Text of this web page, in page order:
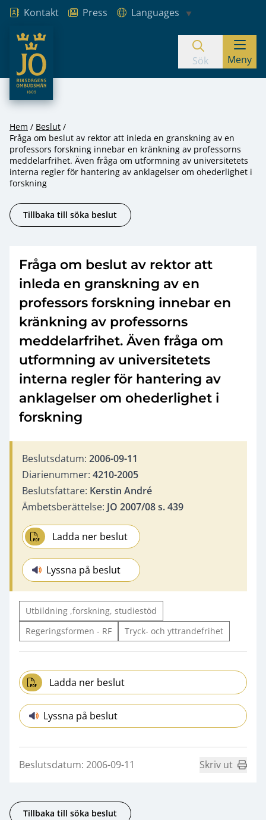
Hoppa till innehåll
Kontakt Press
Languages
JO – Riksdagens Ombudsmän
Sök Meny
Hem
Beslut
Fråga om beslut av rektor att inleda en granskning av en
professors forskning innebar en kränkning av professorns
meddelarfrihet. Även fråga om utformning av universitetets
interna regler för hantering av anklagelser om ohederlighet i
forskning
Tillbaka till söka beslut
Fråga om beslut av rektor att
inleda en granskning av en
professors forskning innebar en
kränkning av professorns
meddelarfrihet. Även fråga om
utformning av universitetets
interna regler för hantering av
anklagelser om ohederlighet i
forskning
Beslutsdatum: 2006-09-11
Diarienummer: 4210-2005
Beslutsfattare: Kerstin André
Ämbetsberättelse: JO 2007/08 s. 439
Ladda ner beslut
Lyssna på beslut
Utbildning ,forskning, studiestöd
Regeringsformen - RF
Tryck- och yttrandefrihet
Ladda ner beslut
Lyssna på beslut
Beslutsdatum: 2006-09-11 Skriv ut
Tillbaka till söka beslut